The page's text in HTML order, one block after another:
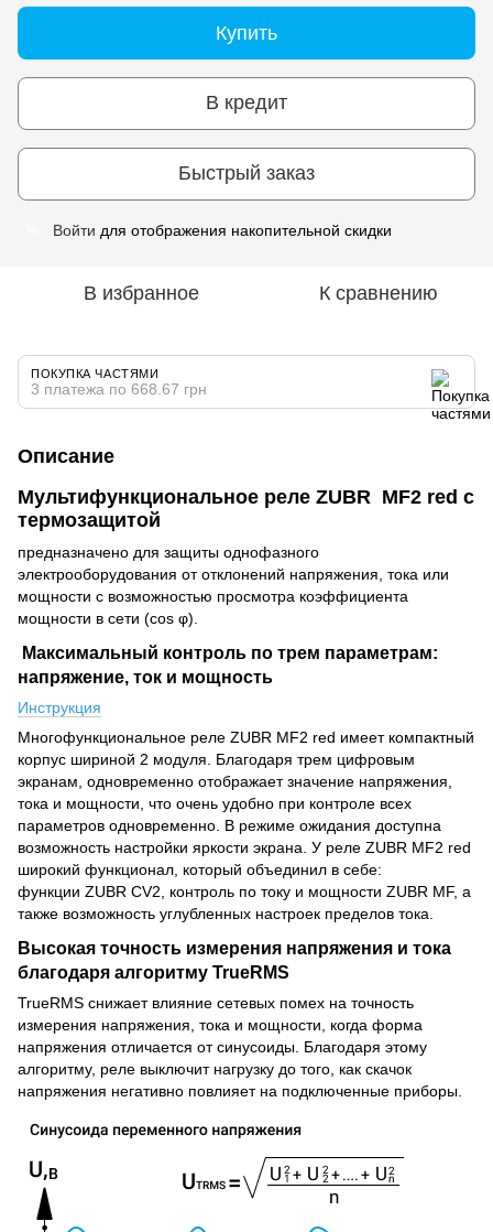
Купить
В кредит
Быстрый заказ
Войти для отображения накопительной скидки
В избранное К сравнению
ПОКУПКА ЧАСТЯМИ
3 платежа по 668.67 грн
Описание
Мультифункциональное реле ZUBR MF2 red с
термозащитой
предназначено для защиты однофазного
электрооборудования от отклонений напряжения, тока или
мощности с возможностью просмотра коэффициента
мощности в сети (cos φ).
Максимальный контроль по трем параметрам:
напряжение, ток и мощность
Инструкция
Многофункциональное реле ZUBR MF2 red имеет компактный
корпус шириной 2 модуля. Благодаря трем цифровым
экранам, одновременно отображает значение напряжения,
тока и мощности, что очень удобно при контроле всех
параметров одновременно. В режиме ожидания доступна
возможность настройки яркости экрана. У реле ZUBR MF2 red
широкий функционал, который объединил в себе:
функции ZUBR CV2, контроль по току и мощности ZUBR MF, а
также возможность углубленных настроек пределов тока.
Высокая точность измерения напряжения и тока
благодаря алгоритму TrueRMS
TrueRMS снижает влияние сетевых помех на точность
измерения напряжения, тока и мощности, когда форма
напряжения отличается от синусоиды. Благодаря этому
алгоритму, реле выключит нагрузку до того, как скачок
напряжения негативно повлияет на подключенные приборы.